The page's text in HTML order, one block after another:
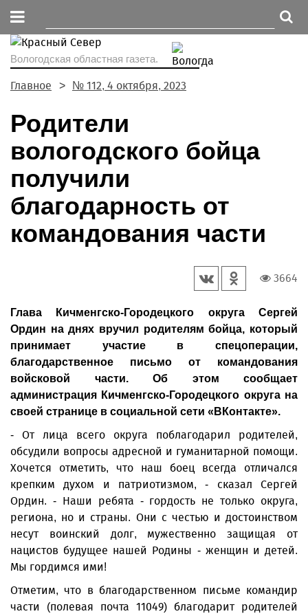
Вологодская областная газета.
Главное № 112, 4 октября, 2023
Родители
вологодского бойца
получили
благодарность от
командования части
3664
Глава Кичменгско-Городецкого округа Сергей
Ордин на днях вручил родителям бойца, который
принимает участие в спецоперации,
благодарственное письмо от командования
войсковой части. Об этом сообщает
администрация Кичменгско-Городецкого округа на
своей странице в социальной сети «ВКонтакте».
- От лица всего округа поблагодарил родителей,
обсудили вопросы адресной и гуманитарной помощи.
Хочется отметить, что наш боец всегда отличался
крепким духом и патриотизмом, - сказал Сергей
Ордин. - Наши ребята - гордость не только округа,
региона, но и страны. Они с честью и достоинством
несут воинский долг, мужественно защищая от
нацистов будущее нашей Родины - женщин и детей.
Мы гордимся ими!
Отметим, что в благодарственном письме командир
части (полевая почта 11049) благодарит родителей